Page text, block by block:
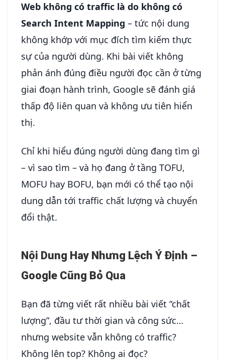
Web không có traffic là do không có
Search Intent Mapping – tức nội dung
không khớp với mục đích tìm kiếm thực
sự của người dùng. Khi bài viết không
phản ánh đúng điều người đọc cần ở từng
giai đoạn hành trình, Google sẽ đánh giá
thấp độ liên quan và không ưu tiên hiển
thị.
Chỉ khi hiểu đúng người dùng đang tìm gì
– vì sao tìm – và họ đang ở tầng TOFU,
MOFU hay BOFU, bạn mới có thể tạo nội
dung dẫn tới traffic chất lượng và chuyển
đổi thật.
Nội Dung Hay Nhưng Lệch Ý Định –
Google Cũng Bỏ Qua
Bạn đã từng viết rất nhiều bài viết “chất
lượng”, đầu tư thời gian và công sức…
nhưng website vẫn không có traffic?
Không lên top? Không ai đọc?